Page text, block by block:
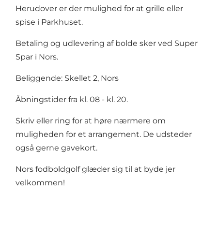
Herudover er der mulighed for at grille eller
spise i Parkhuset.
Betaling og udlevering af bolde sker ved Super
Spar i Nors.
Beliggende: Skellet 2, Nors
Åbningstider fra kl. 08 - kl. 20.
Skriv eller ring for at høre nærmere om
muligheden for et arrangement. De udsteder
også gerne gavekort.
Nors fodboldgolf glæder sig til at byde jer
velkommen!